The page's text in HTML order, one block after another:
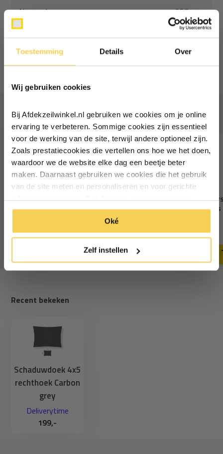
Toestemming Details Over
Wij gebruiken cookies
Bij Afdekzeilwinkel.nl gebruiken we cookies om je online
ervaring te verbeteren. Sommige cookies zijn essentieel
voor de werking van de site, terwijl andere optioneel zijn.
Zoals prestatiecookies die vertellen ons hoe we het doen,
waardoor we de website elke dag een beetje beter
maken. Daarnaast gebruiken we cookies die het gebruik
van de site meten en personaliseren en voor gerichte
manier. Klik op 'Oké' om alle cookies te accepteren. Of
klik op ‘alleen essentiele’ als je niet akkoord gaat met
cookies.
Oké
Zelf instellen
Normaal:
258,-
Je bespaart
17,70
Niet op voorraad
Vaak samen gekocht
schaduwdoek vierkant
Deliverytime
Schaduwdoek
rails met oog rvs
Deliverytime
Recent bekeken
Schaduwdoek 4x5
rechthoek Carbon
grey
Deliverytime
199,-
Ontvang €5,- korting!
Schrijf je in voor de nieuwsbrief en
Vul je e-mailadres in‍⁪⁪
Particulier Zakelijk
Inschrijven
*Geldig bij minimale besteding vanaf €75